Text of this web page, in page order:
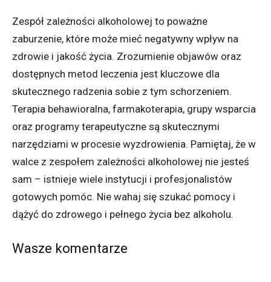
Zespół zależności alkoholowej to poważne
zaburzenie, które może mieć negatywny wpływ na
zdrowie i jakość życia. Zrozumienie objawów oraz
dostępnych metod leczenia jest kluczowe dla
skutecznego radzenia sobie z tym schorzeniem.
Terapia behawioralna, farmakoterapia, grupy wsparcia
oraz programy terapeutyczne są skutecznymi
narzędziami w procesie wyzdrowienia. Pamiętaj, że w
walce z zespołem zależności alkoholowej nie jesteś
sam – istnieje wiele instytucji i profesjonalistów
gotowych pomóc. Nie wahaj się szukać pomocy i
dążyć do zdrowego i pełnego życia bez alkoholu.
Wasze komentarze